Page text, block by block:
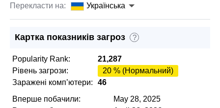
Перекласти на:
Українська
Картка показників загроз ?
Popularity Rank:
21,287
Рівень загрози:
20 % (Нормальний)
Заражені комп’ютери:
46
Вперше побачили:
May 28, 2025